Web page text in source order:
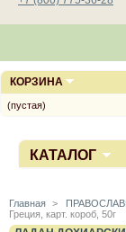
КАТАЛОГ
Главная >
Греция, карт. короб, 50г
КОРЗИНА
(пустая)